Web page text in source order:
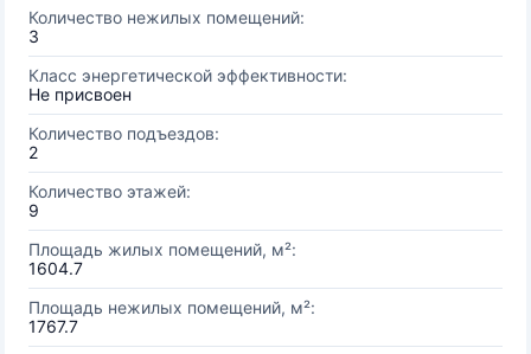
Количество нежилых помещений:
3
Класс энергетической эффективности:
Не присвоен
Количество подъездов:
2
Количество этажей:
9
Площадь жилых помещений, м²:
1604.7
Площадь нежилых помещений, м²:
1767.7